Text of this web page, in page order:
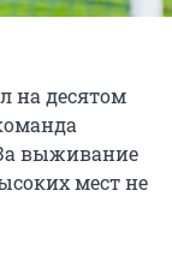
на десятом
выживание
мест не